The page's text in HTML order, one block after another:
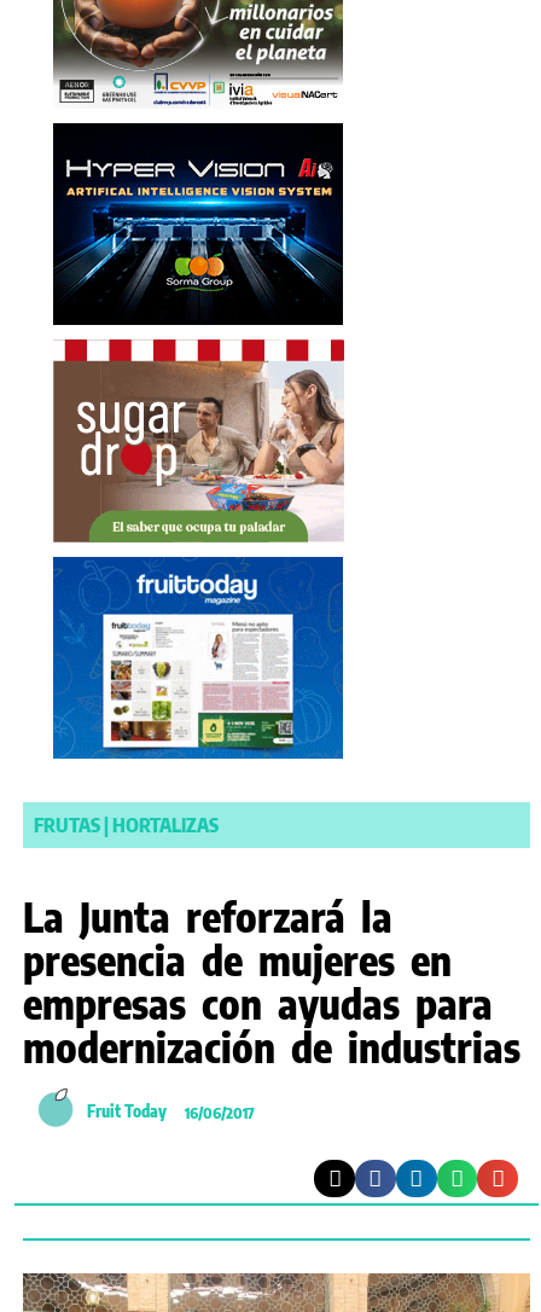
FRUTAS|HORTALIZAS
La Junta reforzará la
presencia de mujeres en
empresas con ayudas para
modernización de industrias
Fruit Today 16/06/2017